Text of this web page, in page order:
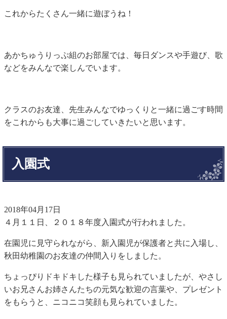
これからたくさん一緒に遊ぼうね！
あかちゅうりっぷ組のお部屋では、毎日ダンスや手遊び、歌
などをみんなで楽しんでいます。
クラスのお友達、先生みんなでゆっくりと一緒に過ごす時間
をこれからも大事に過ごしていきたいと思います。
入園式
2018年04月17日
４月１１日、２０１８年度入園式が行われました。
在園児に見守られながら、新入園児が保護者と共に入場し、
秋田幼稚園のお友達の仲間入りをしました。
ちょっぴりドキドキした様子も見られていましたが、やさし
いお兄さんお姉さんたちの元気な歓迎の言葉や、プレゼント
をもらうと、ニコニコ笑顔も見られていました。